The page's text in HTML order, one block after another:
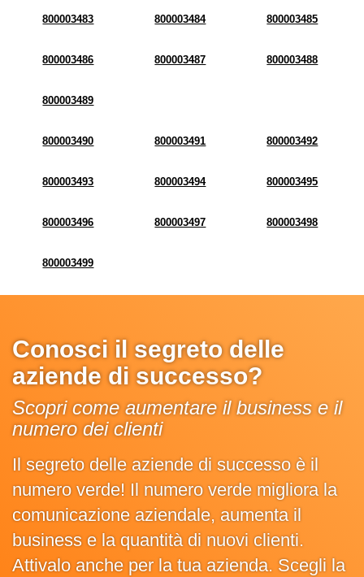
800003483 800003484 800003485
800003486 800003487 800003488
800003489
800003490 800003491 800003492
800003493 800003494 800003495
800003496 800003497 800003498
800003499
Conosci il segreto delle
aziende di successo?
Scopri come aumentare il business e il
numero dei clienti
Il segreto delle aziende di successo è il
numero verde! Il numero verde migliora la
comunicazione aziendale, aumenta il
business e la quantità di nuovi clienti.
Attivalo anche per la tua azienda. Scegli la